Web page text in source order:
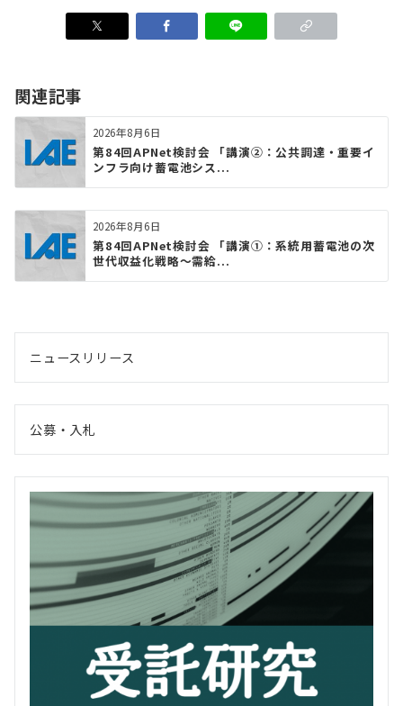
関連記事
2026年8月6日
第84回APNet検討会 「講演②：公共調達・重要イ
ンフラ向け蓄電池シス...
2026年8月6日
第84回APNet検討会 「講演①：系統用蓄電池の次
世代収益化戦略〜需給...
ニュースリリース
公募・入札